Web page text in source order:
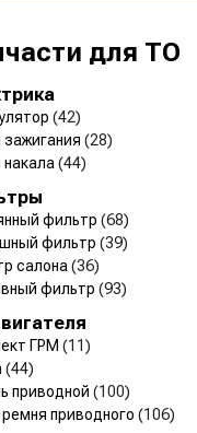
для ТО
(42)
(28)
(44)
фильтр (68)
фильтр (39)
салона (36)
фильтр (93)
ГРМ (11)
(44)
приводной (100)
ремня приводного (106)